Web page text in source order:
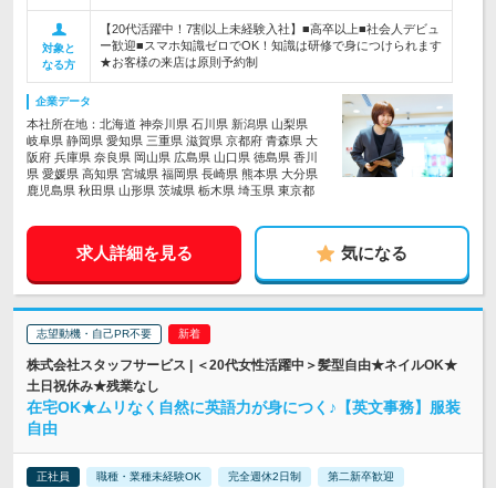
対象と
なる方
【20代活躍中！7割以上未経験入社】■高卒以上■社会人デビュ
ー歓迎■スマホ知識ゼロでOK！知識は研修で身につけられます
★お客様の来店は原則予約制
企業データ
本社所在地：北海道 神奈川県 石川県 新潟県 山梨県
岐阜県 静岡県 愛知県 三重県 滋賀県 京都府 青森県 大
阪府 兵庫県 奈良県 岡山県 広島県 山口県 徳島県 香川
県 愛媛県 高知県 宮城県 福岡県 長崎県 熊本県 大分県
鹿児島県 秋田県 山形県 茨城県 栃木県 埼玉県 東京都
求人詳細を見る 気になる
志望動機・自己PR不要
株式会社スタッフサービス | ＜20代女性活躍中＞髪型自由★ネイルOK★
土日祝休み★残業なし
在宅OK★ムリなく自然に英語力が身につく♪【英文事務】服装
自由
正社員 職種・業種未経験OK 完全週休2日制 第二新卒歓迎